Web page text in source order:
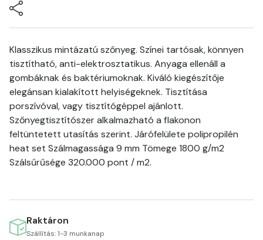
Klasszikus mintázatú szőnyeg. Színei tartósak, könnyen
tisztítható, anti-elektrosztatikus. Anyaga ellenáll a
gombáknak és baktériumoknak. Kiváló kiegészítője
elegánsan kialakított helyiségeknek. Tisztítása
porszívóval, vagy tisztítógéppel ajánlott.
Szőnyegtisztítószer alkalmazható a flakonon
feltüntetett utasítás szerint. Járófelülete polipropilén
heat set Szálmagassága 9 mm Tömege 1800 g/m2
Szálsűrűsége 320.000 pont / m2.
Raktáron
Szállítás: 1-3 munkanap